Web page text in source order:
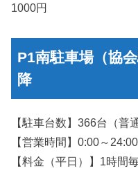
1000円
P1南駐車場（協
降
【駐車台数】366台（普
【営業時間】0:00～
【料金（平日）】1時間